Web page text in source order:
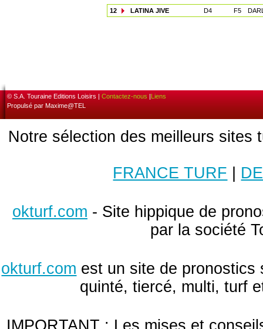
12 LATINA JIVE D4 F5
© S.A. Touraine Editions Loisirs | Contactez-nous |Liens
Propulsé par Maxime@TEL
Notre sélection des meilleurs sites
FRANCE TURF
okturf.com - Site hippique de
par la société
okturf.com est un site de pronostics
quinté, tiercé, multi, turf
IMPORTANT : Les mises et